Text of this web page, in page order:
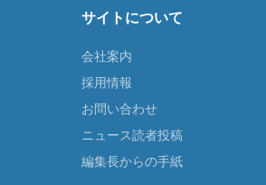
サイトについて
会社案内
採用情報
お問い合わせ
ニュース読者投稿
編集長からの手紙